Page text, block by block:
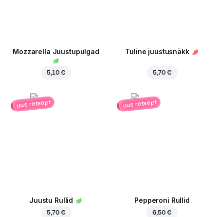
Mozzarella Juustupulgad
5,10 €
Tuline juustusnäkk
5,70 €
uus retsept
Juustu Rullid
5,70 €
uus retsept
Pepperoni Rullid
6,50 €